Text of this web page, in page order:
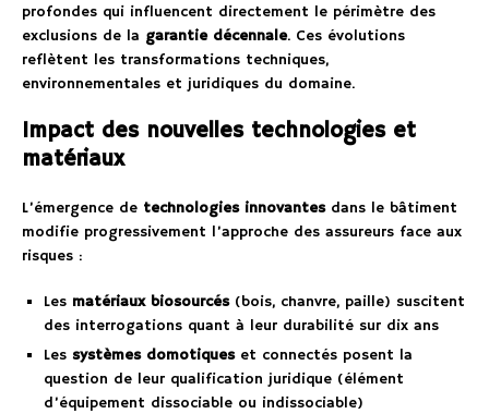
profondes qui influencent directement le périmètre des
exclusions de la garantie décennale. Ces évolutions
reflètent les transformations techniques,
environnementales et juridiques du domaine.
Impact des nouvelles technologies et
matériaux
L’émergence de technologies innovantesdans le bâtiment
modifie progressivement l’approche des assureurs face aux
risques :
Les matériaux biosourcés(bois, chanvre, paille) suscitent
des interrogations quant à leur durabilité sur dix ans
Les systèmes domotiqueset connectés posent la
question de leur qualification juridique (élément
d’équipement dissociable ou indissociable)